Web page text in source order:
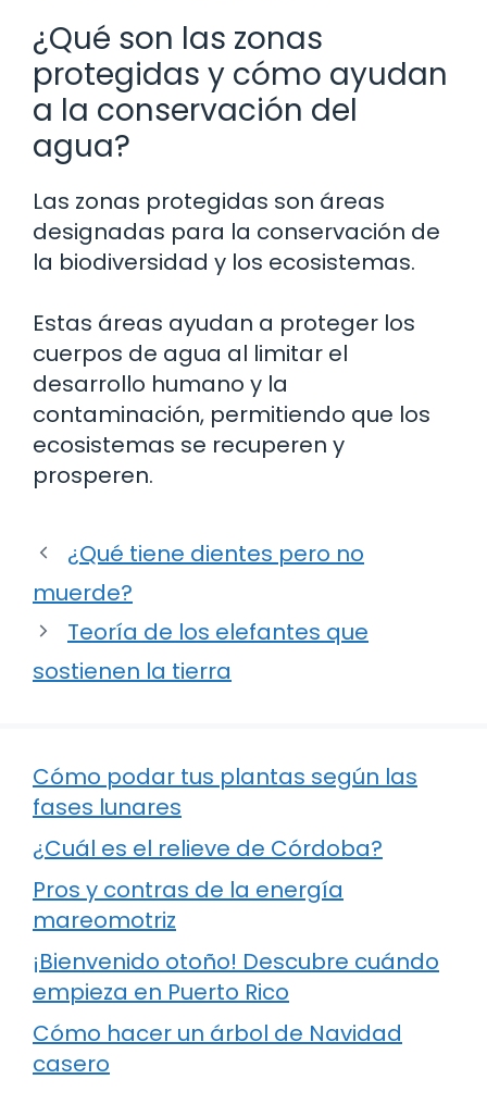
¿Qué son las zonas
protegidas y cómo ayudan
a la conservación del
agua?
Las zonas protegidas son áreas
designadas para la conservación de
la biodiversidad y los ecosistemas.
Estas áreas ayudan a proteger los
cuerpos de agua al limitar el
desarrollo humano y la
contaminación, permitiendo que los
ecosistemas se recuperen y
prosperen.
¿Qué tiene dientes pero no
muerde?
Teoría de los elefantes que
sostienen la tierra
Cómo podar tus plantas según las
fases lunares
¿Cuál es el relieve de Córdoba?
Pros y contras de la energía
mareomotriz
¡Bienvenido otoño! Descubre cuándo
empieza en Puerto Rico
Cómo hacer un árbol de Navidad
casero